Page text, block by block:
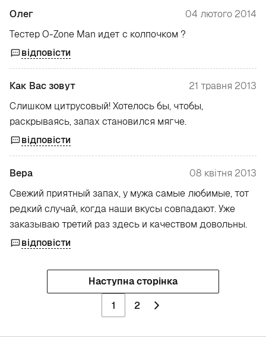
Олег
04 лютого 2014
Тестер O-Zone Man идет с колпочком ?
відповісти
Как Вас зовут
21 травня 2013
Слишком цитрусовый! Хотелось бы, чтобы,
раскрываясь, запах становился мягче.
відповісти
Вера
08 квітня 2013
Свежий приятный запах, у мужа самые любимые, тот
редкий случай, когда наши вкусы совпадают. Уже
заказываю третий раз здесь и качеством довольны.
відповісти
Наступна сторінка
1
2